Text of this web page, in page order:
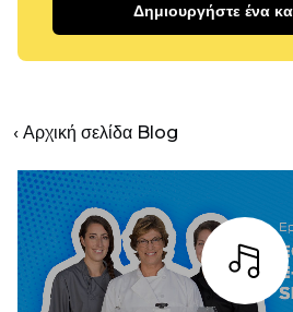
Δημιουργήστε ένα
‹ Αρχική σελίδα Blog